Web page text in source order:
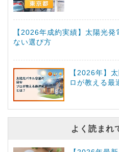
【2026年成約実績】太陽光
ない選び方
【2026年】
ロが教える最
よく読まれ